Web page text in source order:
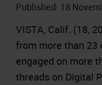
Published: 18
VISTA, Calif. (18,
from more than 23
engaged on more
threads on Digital